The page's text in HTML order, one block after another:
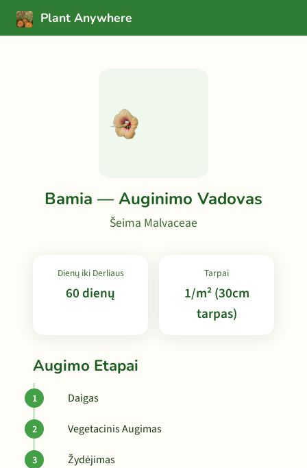
Plant Anywhere
Bamia — Auginimo Vadovas
Šeima Malvaceae
Dienų iki Derliaus
60 dienų
Tarpai
1/m² (30cm
tarpas)
Augimo Etapai
Daigas
Vegetacinis Augimas
Žydėjimas